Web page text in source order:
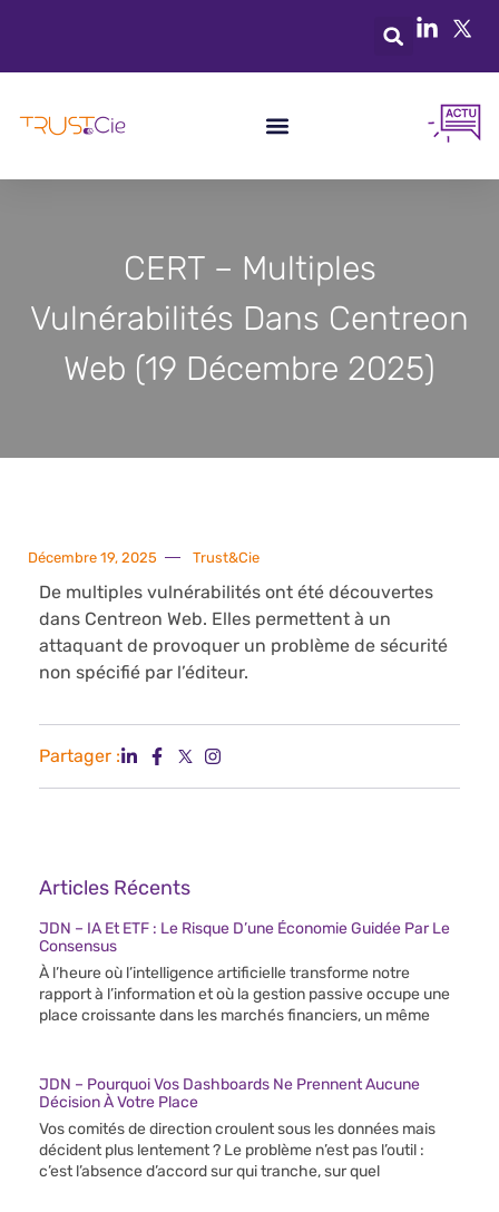
CERT – Multiples
Vulnérabilités Dans Centreon
Web (19 Décembre 2025)
Décembre 19, 2025 Trust&Cie
De multiples vulnérabilités ont été découvertes
dans Centreon Web. Elles permettent à un
attaquant de provoquer un problème de sécurité
non spécifié par l’éditeur.
Partager :
Articles Récents
JDN – IA Et ETF : Le Risque D’une Économie Guidée Par Le
Consensus
À l’heure où l’intelligence artificielle transforme notre
rapport à l’information et où la gestion passive occupe une
place croissante dans les marchés financiers, un même
JDN – Pourquoi Vos Dashboards Ne Prennent Aucune
Décision À Votre Place
Vos comités de direction croulent sous les données mais
décident plus lentement ? Le problème n’est pas l’outil :
c’est l’absence d’accord sur qui tranche, sur quel